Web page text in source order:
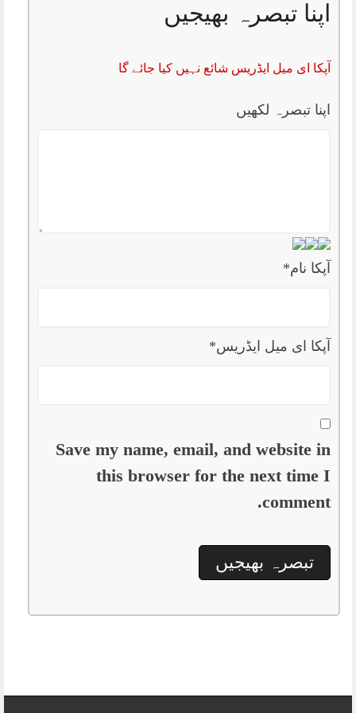
اپنا تبصرہ بھیجیں
آپکا ای میل ایڈریس شائع نہیں کیا جائے گا
اپنا تبصرہ لکھیں
آپکا نام*
آپکا ای میل ایڈریس*
Save my name, email, and website in
this browser for the next time I
comment.